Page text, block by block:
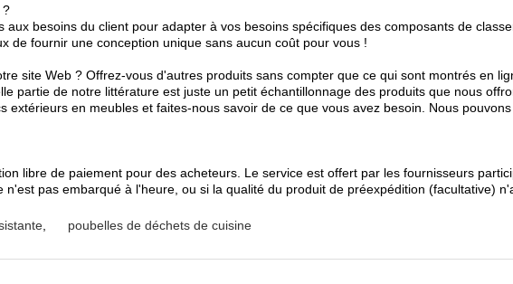
?
besoins du client pour adapter à vos besoins spécifiques des composants de
de fournir une conception unique sans aucun coût pour vous !
site Web ? Offrez-vous d'autres produits sans compter que ce qui sont montrés en
partie de notre littérature est juste un petit échantillonnage des produits que nous
extérieurs en meubles et faites-nous savoir de ce que vous avez besoin. Nous
libre de paiement pour des acheteurs. Le service est offert par les fournisseurs
pas embarqué à l'heure, ou si la qualité du produit de préexpédition (facultative)
poubelles de déchets de cuisine